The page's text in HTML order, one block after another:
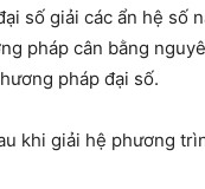
số giải các ẩn hệ số
pháp cân bằng
pháp đại số.
khi giải hệ phương